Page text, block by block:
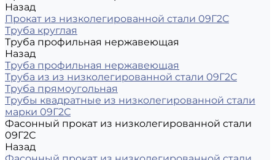
Назад
Прокат из низколегированной стали 09Г2С
Труба круглая
Труба профильная нержавеющая
Назад
Труба профильная нержавеющая
Труба из из низколегированной стали 09Г2С
Труба прямоугольная
Трубы квадратные из низколегированной стали
марки 09Г2С
Фасонный прокат из низколегированной стали
09Г2С
Назад